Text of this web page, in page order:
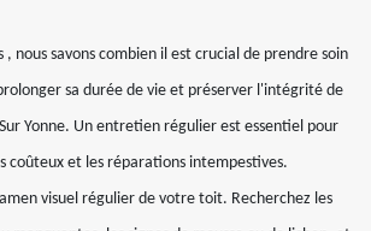
, nous savons combien il est crucial de prendre soin
sa durée de vie et préserver l'intégrité de
Yonne. Un entretien régulier est essentiel pour
coûteux et les réparations intempestives.
visuel régulier de votre toit. Recherchez les